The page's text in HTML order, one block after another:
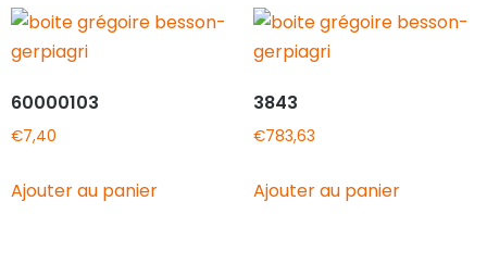
60000103
€7,40
Ajouter au panier
3843
€783,63
Ajouter au panier